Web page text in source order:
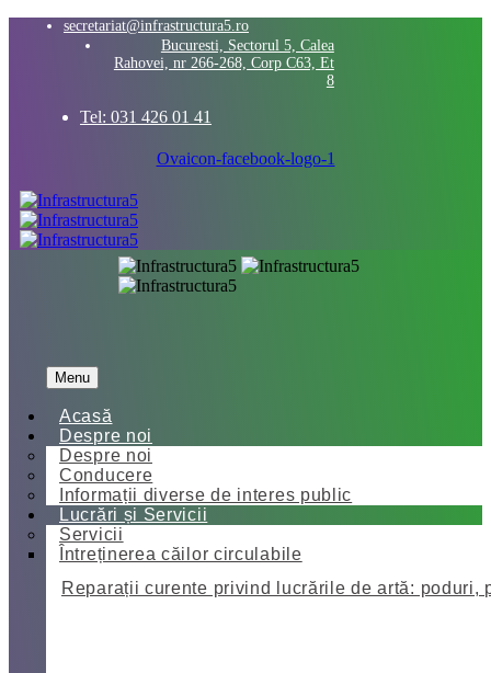
secretariat@infrastructura5.ro
Bucuresti, Sectorul 5, Calea
Rahovei, nr 266-268, Corp C63, Et
8
Tel: 031 426 01 41
Ovaicon-facebook-logo-1
Menu
Acasă
Despre noi
Despre noi
Conducere
Informații diverse de interes public
Lucrări și Servicii
Servicii
Întreținerea căilor circulabile
Reparații curente privind lucrările de artă: poduri,